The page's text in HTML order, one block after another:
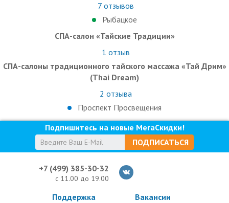
7отзывов
Рыбацкое
СПА-салон «Тайские Традиции»
1 отзыв
СПА-салоны традиционного тайского массажа «Тай Дрим»
(Thai Dream)
2 отзыва
Проспект Просвещения
Подпишитесь на новые МегаСкидки!
ПОДПИСАТЬСЯ
+7 (499) 385-30-32
с 11.00 до 19.00
Поддержка Вакансии